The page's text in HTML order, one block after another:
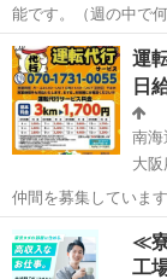
能です。（週の中で
遣いを稼ぎませんか…
埼玉 さいたま市
運
日
南海
大
仲間を募集していま
か⁉️ まずは…
≪
工